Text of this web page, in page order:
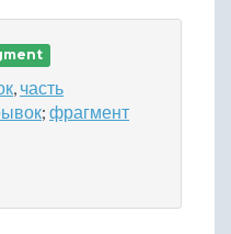
, часть
; фрагмент